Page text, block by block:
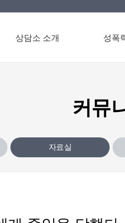
상담소 소개 성폭
커뮤
자료실